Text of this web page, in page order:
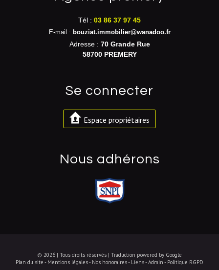
Tél : 03 86 37 97 45
E-mail : bouziat.immobilier@wanadoo.fr
Adresse : 70 Grande Rue
58700 PREMERY
se connecter
Espace propriétaires
nous adhérons
© 2026 | Tous droits réservés | Traduction powered by Google
Plan du site - Mentions légales- Nos honoraires- Liens-Admin - Politique RGPD